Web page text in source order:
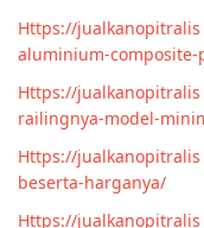
Https://
aluminium-composite-
Https://
railingnya-model-
Https://
beserta-harganya/
Https://